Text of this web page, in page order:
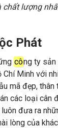
lượng
Phát
công ty sản
Minh với
mã đẹp, thân
các loại cân
luôn đưa ra
lòng của